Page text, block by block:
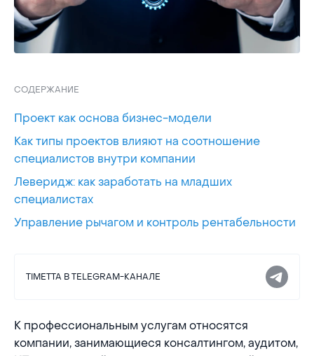
СОДЕРЖАНИЕ
Проект как основа бизнес-модели
Как типы проектов влияют на соотношение
специалистов внутри компании
Леверидж: как заработать на младших
специалистах
Управление рычагом и контроль рентабельности
TIMETTA В TELEGRAM-КАНАЛЕ
К профессиональным услугам относятся
компании, занимающиеся консалтингом, аудитом,